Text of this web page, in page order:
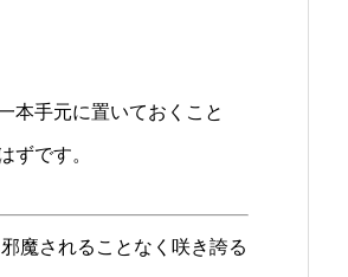
本手元に置いておくこと
ずです。
魔されることなく咲き誇る